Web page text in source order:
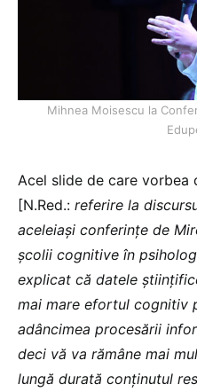
Mihnea Moisescu la
Acel slide de care vorbea
[N.Red.: referire la
aceleiași conferințe de
școlii cognitive în
explicat că datele
mai mare efortul cognitiv
adâncimea procesării
deci vă va rămâne mai
lungă durată conținutul